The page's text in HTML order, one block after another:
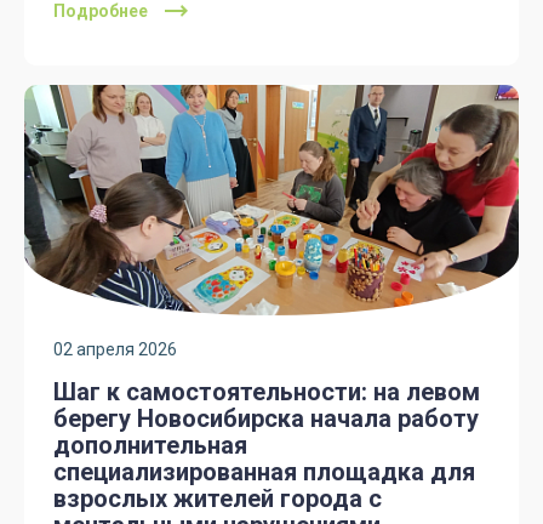
Подробнее
02 апреля 2026
Шаг к самостоятельности: на левом
берегу Новосибирска начала работу
дополнительная
специализированная площадка для
взрослых жителей города с